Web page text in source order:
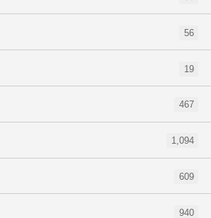
56
19
467
1,094
609
940